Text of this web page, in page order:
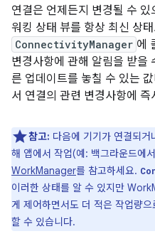
연결은 언제든지 변경될 수
워킹 상태 뷰를 항상 최신 상
ConnectivityManager 에
변경사항에 관해 알림을 받을
른 업데이트를 놓칠 수 있는
서 연결의 관련 변경사항에
참고: 다음에 기기가 연결되
해 앱에서 작업(예: 백그라운드에
WorkManager를 참고하세요.
이러한 상태를 알 수 있지만
게 제어하면서도 더 적은 작업량
할 수 있습니다.